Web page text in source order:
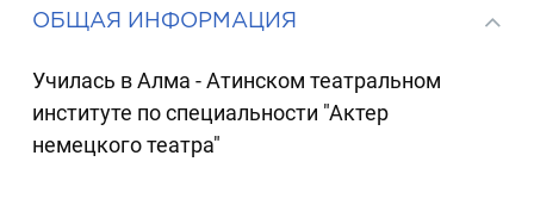
ОБЩАЯ ИНФОРМАЦИЯ
Училась в Алма - Атинском театральном
институте по специальности "Актер
немецкого театра"